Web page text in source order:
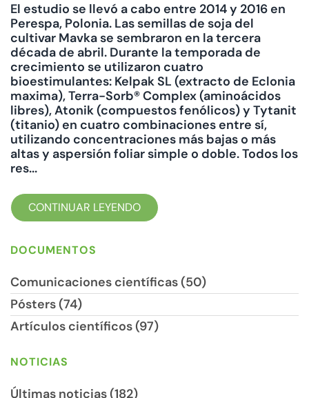
El estudio se llevó a cabo entre 2014 y 2016 en
Perespa, Polonia. Las semillas de soja del
cultivar Mavka se sembraron en la tercera
década de abril. Durante la temporada de
crecimiento se utilizaron cuatro
bioestimulantes: Kelpak SL (extracto de Eclonia
maxima), Terra-Sorb® Complex (aminoácidos
libres), Atonik (compuestos fenólicos) y Tytanit
(titanio) en cuatro combinaciones entre sí,
utilizando concentraciones más bajas o más
altas y aspersión foliar simple o doble. Todos los
res...
CONTINUAR LEYENDO
DOCUMENTOS
Comunicaciones científicas (50)
Pósters (74)
Artículos científicos (97)
NOTICIAS
Últimas noticias (182)